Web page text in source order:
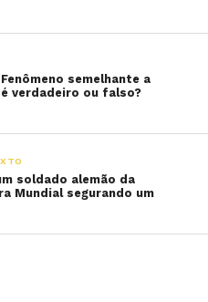
semelhante a
verdadeiro ou falso?
soldado alemão da
Mundial segurando um